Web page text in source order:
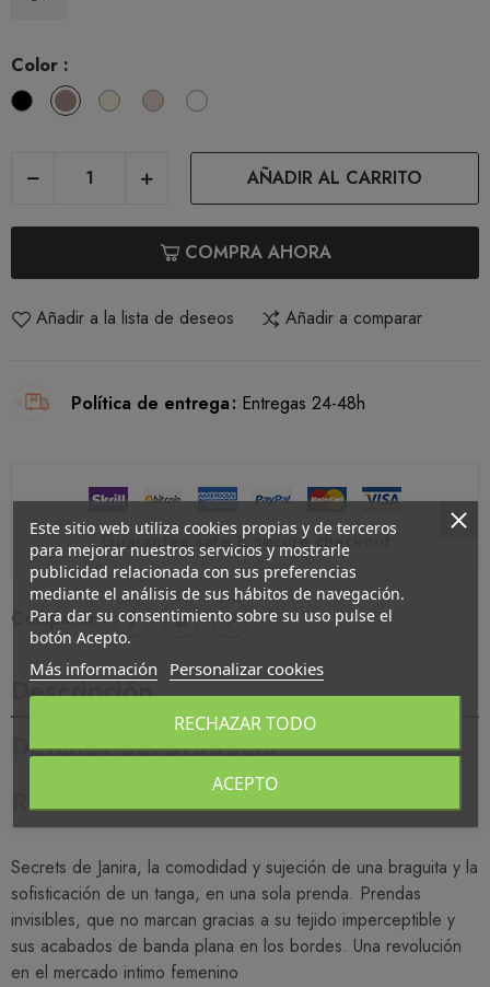
Color :
Black
Nilo NacarDune White
AÑADIR AL CARRITO
COMPRA AHORA
Añadir a la lista de deseos Añadir a comparar
Política de entrega Entregas 24-48h
Guarantee safe & secure checkout
Compartir:
Descripción
Detalles del producto
Reseñas
Secrets de Janira, la comodidad y sujeción de una braguita y la
sofisticación de un tanga, en una sola prenda. Prendas
invisibles, que no marcan gracias a su tejido imperceptible y
sus acabados de banda plana en los bordes. Una revolución
en el mercado intimo femenino
Este sitio web utiliza cookies propias y de terceros
para mejorar nuestros servicios y mostrarle
publicidad relacionada con sus preferencias
mediante el análisis de sus hábitos de navegación.
Para dar su consentimiento sobre su uso pulse el
botón Acepto.
Más información Personalizar cookies
RECHAZAR TODO
ACEPTO